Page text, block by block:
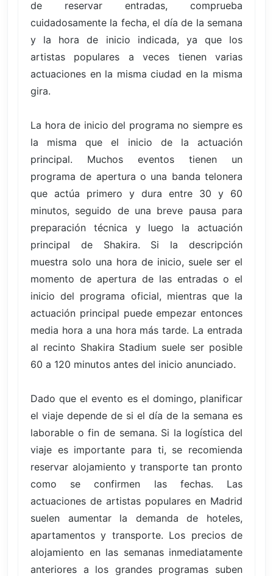
de reservar entradas, comprueba
cuidadosamente la fecha, el día de la semana
y la hora de inicio indicada, ya que los
artistas populares a veces tienen varias
actuaciones en la misma ciudad en la misma
gira.
La hora de inicio del programa no siempre es
la misma que el inicio de la actuación
principal. Muchos eventos tienen un
programa de apertura o una banda telonera
que actúa primero y dura entre 30 y 60
minutos, seguido de una breve pausa para
preparación técnica y luego la actuación
principal de Shakira. Si la descripción
muestra solo una hora de inicio, suele ser el
momento de apertura de las entradas o el
inicio del programa oficial, mientras que la
actuación principal puede empezar entonces
media hora a una hora más tarde. La entrada
al recinto Shakira Stadium suele ser posible
60 a 120 minutos antes del inicio anunciado.
Dado que el evento es el domingo, planificar
el viaje depende de si el día de la semana es
laborable o fin de semana. Si la logística del
viaje es importante para ti, se recomienda
reservar alojamiento y transporte tan pronto
como se confirmen las fechas. Las
actuaciones de artistas populares en Madrid
suelen aumentar la demanda de hoteles,
apartamentos y transporte. Los precios de
alojamiento en las semanas inmediatamente
anteriores a los grandes programas suben